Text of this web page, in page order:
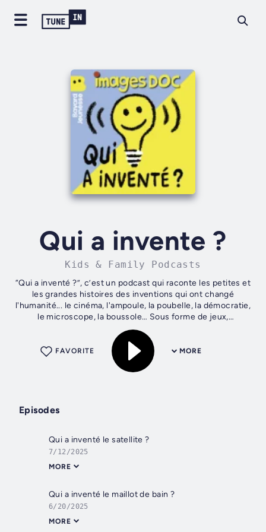
Qui a invente ?
Kids & Family Podcasts
“Qui a inventé ?”, c’est un podcast qui raconte les petites et
les grandes histoires des inventions qui ont changé
l'humanité... le cinéma, l'ampoule, la poubelle, la démocratie,
le microscope, la boussole… Sous forme de jeux,
d'histoires,...
MORE
FAVORITE
Episodes
Qui a inventé le satellite ?
7/12/2025
MORE
Qui a inventé le maillot de bain ?
6/20/2025
MORE